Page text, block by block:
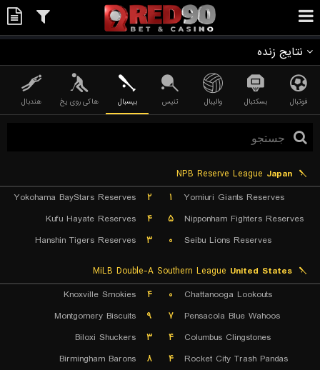
نتایج زنده
فوتبال بسکتبال والیبال تنیس بیسبال هاکی روی یخ هندبال
Japan
Yomiuri Giants Reserves
۱ ۲
Yokohama BayStars Reserves
Nipponham Fighters Reserves
۵ ۴
Kufu Hayate Reserves
Seibu Lions Reserves
۰ ۳ Hanshin Tigers Reserves
United States
Chattanooga Lookouts
۰ ۴
Knoxville Smokies
Pensacola Blue Wahoos
۷ ۹
Montgomery Biscuits
Columbus Clingstones
۴ ۳
Biloxi Shuckers
Rocket City Trash Pandas
۴ ۸ Birmingham Barons